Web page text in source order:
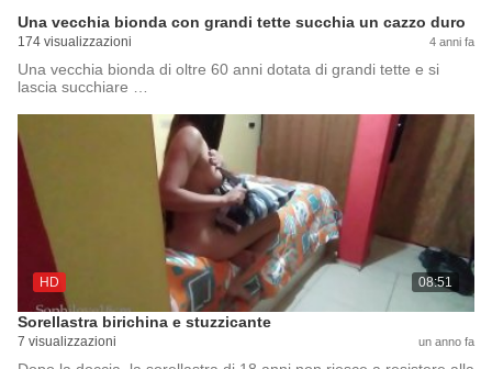
Una vecchia bionda con grandi tette succhia un cazzo duro
174 visualizzazioni 4 anni fa
Una vecchia bionda di oltre 60 anni dotata di grandi tette e si
lascia succhiare …
HD 08:51
Sorellastra birichina e stuzzicante
7 visualizzazioni un anno fa